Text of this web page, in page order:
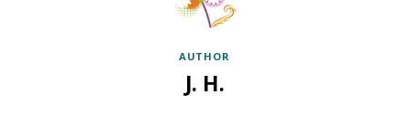
AUTHOR
J. H.